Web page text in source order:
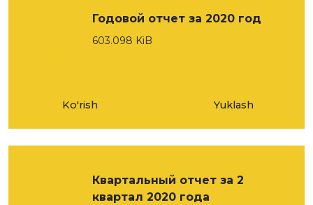
Годовой отчет за 2020 год
603.098 KiB
Ko'rish Yuklash
Квартальный отчет за 2
квартал 2020 года